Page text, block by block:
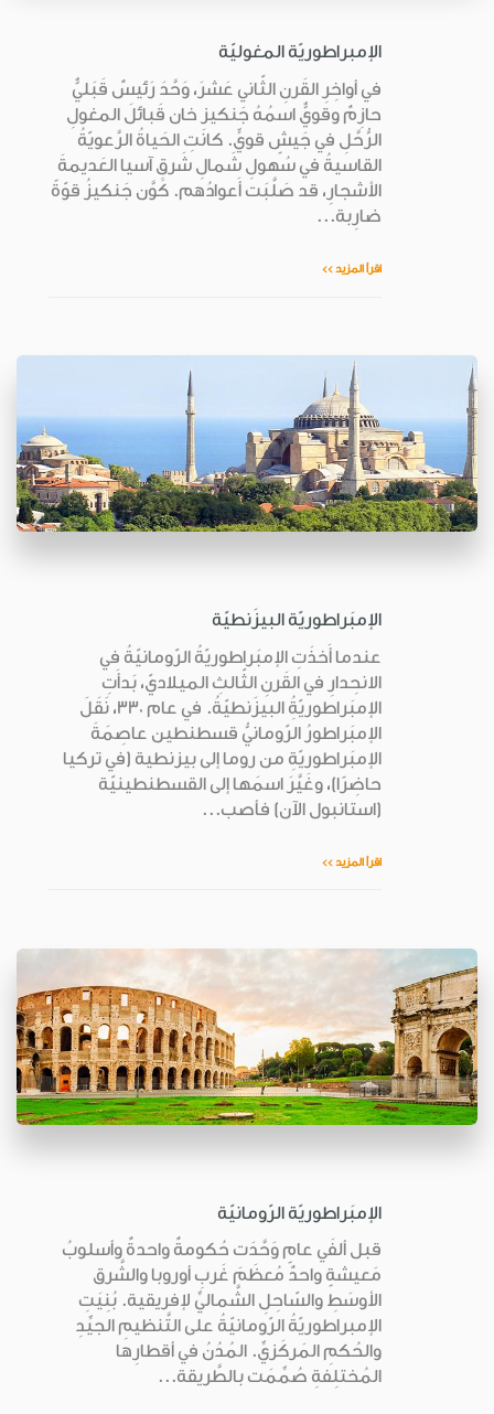
الإمبراطوريّة المغوليّة
في أواخِرِ القَرنِ الثّاني عَشرَ، وَحَّدَ رَئيسٌ قَبَليٌّ
حازِمٌ وقويٌّ اسمُهُ جَنكيز خان قَبائلَ المغولِ
الرُّحَّلِ في جَيشٍ قويٍّ. كانَتِ الحَياةُ الرَّعويّةُ
القاسيةُ في سُهولِ شَمالِ شَرقِ آسيا العَديمةَ
الأشجارِ، قد صَلَّبَت أَعوادُهم. كَوَّن جَنكيزُ قوّةً
ضارِبة...
اقرأ المزيد >>
الإمبَراطوريّة البيزَنطيّة
عندما أَخذَتِ الإمبَراطوريّةُ الرّومانيّةُ في
الانحِدارِ في القَرنِ الثّالثِ الميلاديّ، بَدأَتِ
الإمبَراطوريّةُِ البيزَنطيّةُ. في عام 330، نَقَلَ
الإمبَراطورُ الرّومانيُّ قسطنطين عاصِمَةَ
الإمبَراطوريّةِ من روما إلى بيزنطية (في تركيا
حاضِرًا)، وغَيَّرَ اسمَها إلى القسطنطينيّة
(استانبول الآن) فأصب...
اقرأ المزيد >>
الإمبَراطوريّة الرّومانيّة
قبل ألفَي عامٍ وَحَّدَت حُكومةٌ واحدةٌ وأسلوبُ
مَعيشةٍ واحدٌ مُعظَمَ غَربِ أوروبا والشَّرق
الأوسَطِ والسّاحِلِ الشَّماليِّ لإفريقية. بُنِيَتِ
الإمبراطوريّةُ الرّومانيّةُ على التَّنظيمِ الجيِّدِ
والحُكمِ المَركَزيِّ. المُدُنُ في أقطارِها
المُختلِفةِ صُمِّمَت بالطَّريقة...